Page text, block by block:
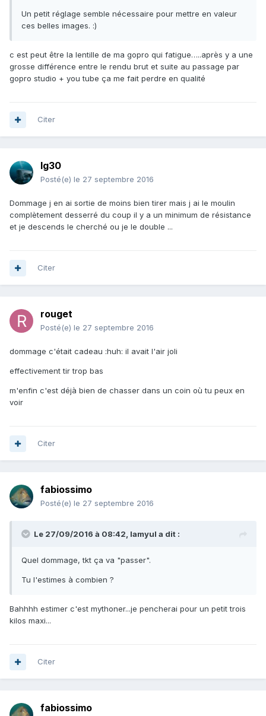
Un petit réglage semble nécessaire pour mettre en valeur
ces belles images. :)
c est peut être la lentille de ma gopro qui fatigue…..après y a une
grosse différence entre le rendu brut et suite au passage par
gopro studio + you tube ça me fait perdre en qualité
Citer
lg30
Posté(e) le 27 septembre 2016
Dommage j en ai sortie de moins bien tirer mais j ai le moulin
complètement desserré du coup il y a un minimum de résistance
et je descends le cherché ou je le double ...
Citer
rouget
Posté(e) le 27 septembre 2016
dommage c'était cadeau :huh: il avait l'air joli
effectivement tir trop bas
m'enfin c'est déjà bien de chasser dans un coin où tu peux en
voir
Citer
fabiossimo
Posté(e) le 27 septembre 2016
Le 27/09/2016 à 08:42, lamyul a dit :
Quel dommage, tkt ça va "passer".
Tu l'estimes à combien ?
Bahhhh estimer c'est mythoner...je pencherai pour un petit trois
kilos maxi...
Citer
fabiossimo